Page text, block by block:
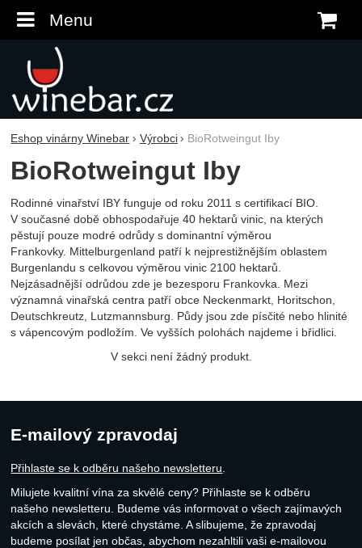
Menu
Eshop vinárny Winebar Výrobci BioRotweingut Iby
BioRotweingut Iby
Rodinné vinařství IBY funguje od roku 2011 s certifikací BIO.
V současné době obhospodařuje 40 hektarů vinic, na kterých
pěstují pouze modré odrůdy s dominantní výměrou
Frankovky. Mittelburgenland patří k nejprestižnějším oblastem
Burgenlandu s celkovou výměrou vinic 2100 hektarů.
Nejzásadnější odrůdou zde je bezesporu Frankovka. Mezi
významná vinařská centra patří obce Neckenmarkt, Horitschon,
Deutschkreutz, Lutzmannsburg. Půdy jsou zde písčité nebo hlinité
s vápencovým podložím. Ve vyšších polohách najdeme i břidlici.
V sekci není žádný produkt.
E-mailový zpravodaj
Přihlaste se k odběru našeho newsletteru
Milujete kvalitní vína za skvělé ceny? Přihlaste se k odběru
našeho newsletteru. Budeme vás informovat o všech zajímavých
akcích a slevách, které chystáme. A slibujeme, že zpravodaj
budeme posílat jen občas, abychom nezahltili vaši e-mailovou